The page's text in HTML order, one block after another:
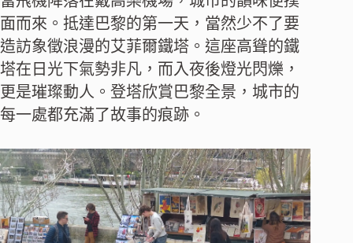
面而來。抵達巴黎的第一天，當然少不了要
造訪象徵浪漫的艾菲爾鐵塔。這座高聳的鐵
塔在日光下氣勢非凡，而入夜後燈光閃爍，
更是璀璨動人。登塔欣賞巴黎全景，城市的
每一處都充滿了故事的痕跡。